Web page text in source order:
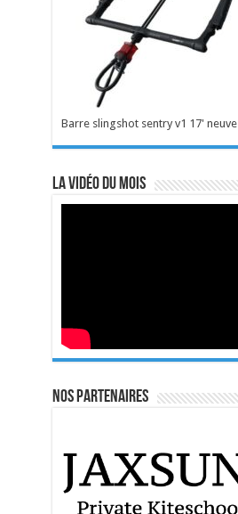
Barre slingshot sentry v1 17' neuve
La vidéo du mois
Nos Partenaires